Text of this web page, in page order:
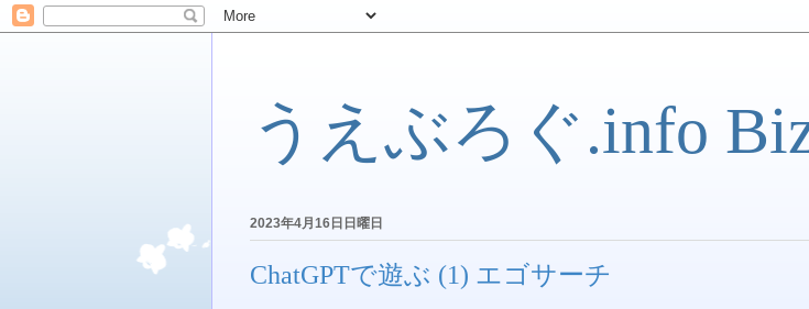
うえぶろぐ.info
2023年4月16日日曜日
ChatGPTで遊ぶ (1) エゴサーチ